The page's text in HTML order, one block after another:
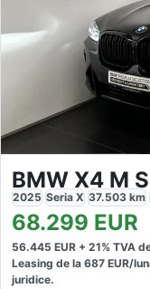
BMW X4 M
2025 Seria X 37.503 km
68.299 EUR
56.445 EUR + 21% TVA
Leasing de la 687 EUR/
juridice.